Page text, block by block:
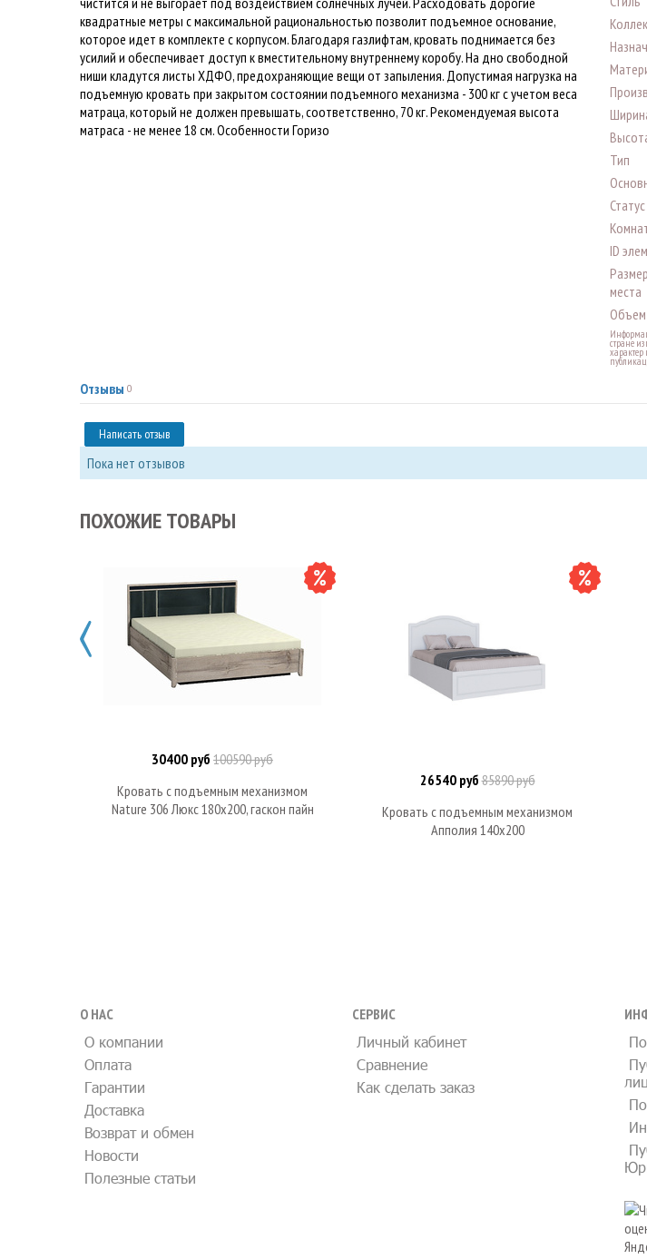
квадратные метры с максимальной рациональностью позволит подъемное основание,
которое идет в комплекте с корпусом. Благодаря газлифтам, кровать поднимается без
усилий и обеспечивает доступ к вместительному внутреннему коробу. На дно свободной
ниши кладутся листы ХДФО, предохраняющие вещи от запыления. Допустимая нагрузка на
подъемную кровать при закрытом состоянии подъемного механизма - 300 кг с учетом веса
матраца, который не должен превышать, соответственно, 70 кг. Рекомендуемая высота
матраса - не менее 18 см. Особенности Горизо
Тип
Статус
ID
места
стране
Отзывы 0
Написать отзыв
Пока нет отзывов
ПОХОЖИЕ ТОВАРЫ
В корзину
30400 руб 100590 руб
Кровать с подъемным механизмом
Nature 306 Люкс 180х200, гаскон пайн
В корзину
26540 руб85890 руб
Кровать с подъемным механизмом
Апполия 140х200
О НАС
О компании
Оплата
Гарантии
Доставка
Возврат и обмен
Новости
Полезные статьи
СЕРВИС
Личный кабинет
Сравнение
Как сделать заказ
лиц